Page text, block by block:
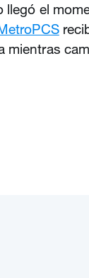
llegó el
mientras